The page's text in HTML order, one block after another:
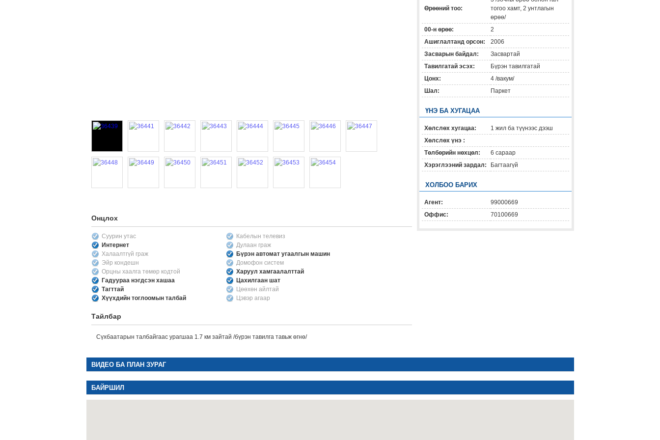
Онцлох
Суурин утас
Кабелын телевиз
Интернет
Дулаан граж
Халаалтгүй граж
Бүрэн автомат угаалгын машин
Эйр кондешн
Домофон систем
Орцны хаалга төмөр кодтой
Харуул хамгаалалттай
Гадуураа нэгдсэн хашаа
Цахилгаан шат
Тагттай
Цөөхөн айлтай
Хүүхдийн тоглоомын талбай
Цэвэр агаар
Тайлбар
Сүхбаатарын талбайгаас урагшаа 1.7 км зайтай /бүрэн тавилга тавьж өгнө/
Өрөөний тоо:
тогоо хамт, 2 унтлагын
өрөө/
00-н өрөө:
2
Ашиглалтанд орсон:
2006
Засварын байдал:
Засвартай
Тавилгатай эсэх:
Бүрэн тавилгатай
Цонх:
4 /вакум/
Шал:
Паркет
ҮНЭ БА ХУГАЦАА
Хөлслөх хугацаа:
1 жил ба түүнээс дээш
Хөлслөх үнэ :
Төлбөрийн нөхцөл:
6 capaap
Хэрэглээний зардал:
Багтаагүй
ХОЛБОО БАРИХ
Агент:
99000669
Оффис:
70100669
ВИДЕО БА ПЛАН ЗУРАГ
БАЙРШИЛ